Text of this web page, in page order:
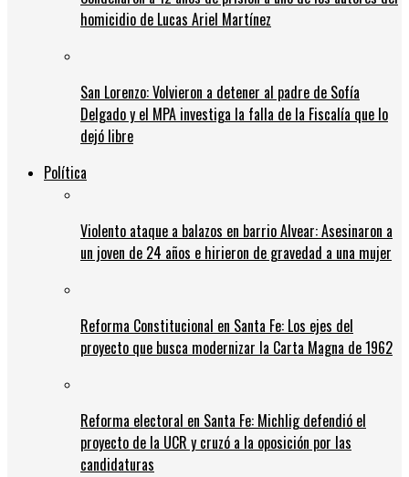
homicidio de Lucas Ariel Martínez
San Lorenzo: Volvieron a detener al padre de Sofía
Delgado y el MPA investiga la falla de la Fiscalía que lo
dejó libre
Política
Violento ataque a balazos en barrio Alvear: Asesinaron a
un joven de 24 años e hirieron de gravedad a una mujer
Reforma Constitucional en Santa Fe: Los ejes del
proyecto que busca modernizar la Carta Magna de 1962
Reforma electoral en Santa Fe: Michlig defendió el
proyecto de la UCR y cruzó a la oposición por las
candidaturas